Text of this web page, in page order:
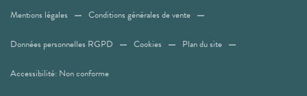
Mentions légales Conditions générales de vente
Données personnelles RGPD Cookies Plan du site
Accessibilité: Non conforme